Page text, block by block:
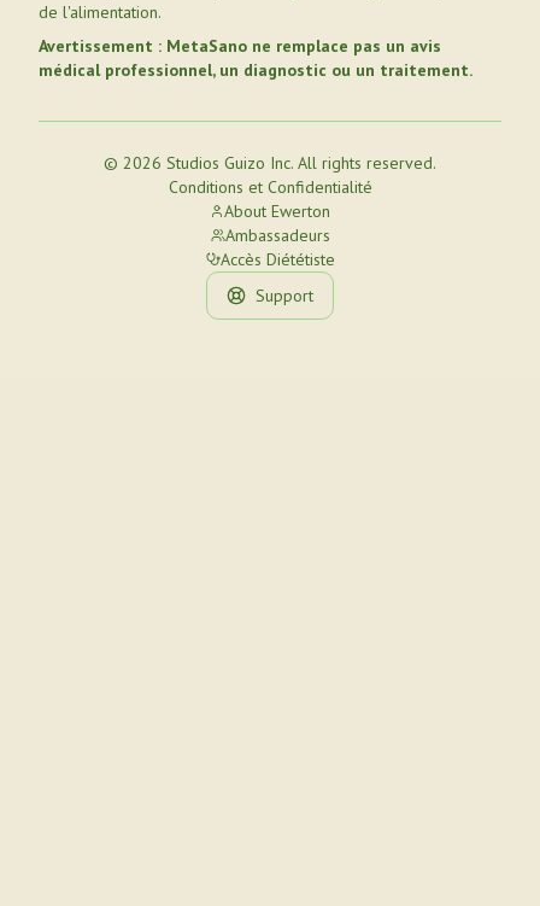
de l'alimentation.
Avertissement : MetaSano ne remplace pas un avis
médical professionnel, un diagnostic ou un traitement.
© 2026 Studios Guizo Inc. All rights reserved.
Conditions et Confidentialité
About Ewerton
Ambassadeurs
Accès Diététiste
Support